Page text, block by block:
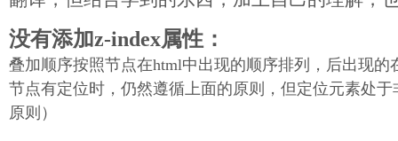
没有添加z-index属性：
叠加顺序按照节点在html中出现的顺序排列，后出现的
节点有定位时，仍然遵循上面的原则，但定位元素处
原则）